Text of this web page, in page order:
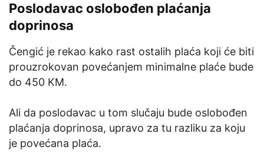
Poslodavac oslobođen plaćanja
doprinosa
Čengić je rekao kako rast ostalih plaća koji će biti
prouzrokovan povećanjem minimalne plaće bude
do 450 KM.
Ali da poslodavac u tom slučaju bude oslobođen
plaćanja doprinosa, upravo za tu razliku za koju
je povećana plaća.